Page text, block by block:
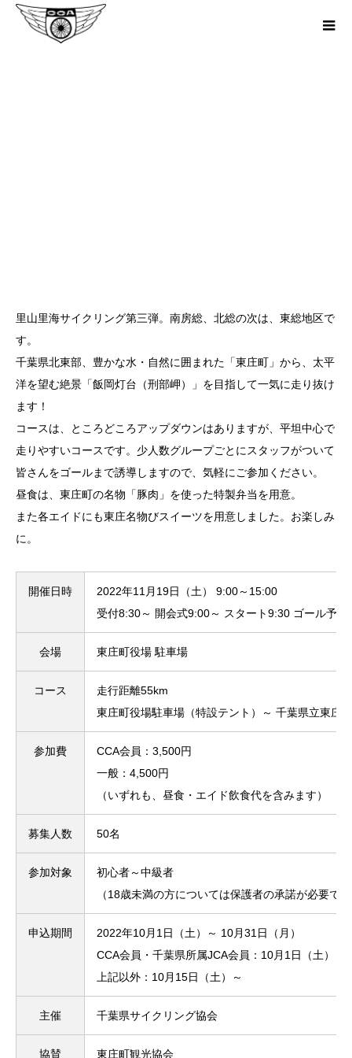
里山里海サイクリング第三弾。南房総、北総の次は、東総地区で
す。
千葉県北東部、豊かな水・自然に囲まれた「東庄町」から、太平
洋を望む絶景「飯岡灯台（刑部岬）」を目指して一気に走り抜け
ます！
コースは、ところどころアップダウンはありますが、平坦中心で
走りやすいコースです。少人数グループごとにスタッフがついて
皆さんをゴールまで誘導しますので、気軽にご参加ください。
昼食は、東庄町の名物「豚肉」を使った特製弁当を用意。
また各エイドにも東庄名物びスイーツを用意しました。お楽しみ
に。
開催日時
2022年11月19日（土） 9:00～15:00
受付8:30～ 開会式9:00～ スタート9:30 ゴール予
会場 東庄町役場 駐車場
コース
走行距離55km
東庄町役場駐車場（特設テント）～ 千葉県立東
参加費
CCA会員：3,500円
一般：4,500円
（いずれも、昼食・エイド飲食代を含みます）
募集人数 50名
参加対象
初心者～中級者
（18歳未満の方については保護者の承諾が必要で
申込期間
2022年10月1日（土）～ 10月31日（月）
CCA会員・千葉県所属JCA会員：10月1日（土）～
上記以外：10月15日（土）～
主催 千葉県サイクリング協会
協賛 東庄町観光協会